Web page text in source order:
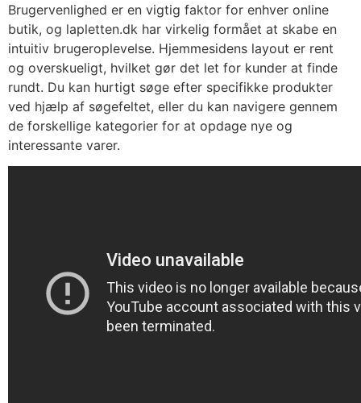
Brugervenlighed er en vigtig faktor for enhver online
butik, og lapletten.dk har virkelig formået at skabe en
intuitiv brugeroplevelse. Hjemmesidens layout er rent
og overskueligt, hvilket gør det let for kunder at finde
rundt. Du kan hurtigt søge efter specifikke produkter
ved hjælp af søgefeltet, eller du kan navigere gennem
de forskellige kategorier for at opdage nye og
interessante varer.